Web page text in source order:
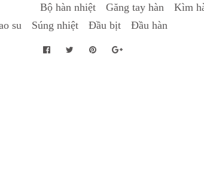
Bộ hàn nhiệt Găng tay hàn Kìm
su Súng nhiệt Đầu bịt Đầu hàn